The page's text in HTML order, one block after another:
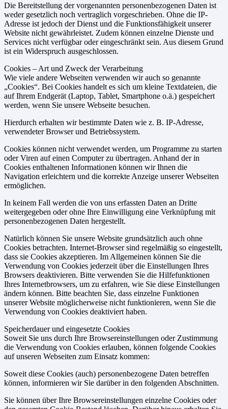
Die Bereitstellung der vorgenannten personenbezogenen Daten ist
weder gesetzlich noch vertraglich vorgeschrieben. Ohne die IP-
Adresse ist jedoch der Dienst und die Funktionsfähigkeit unserer
Website nicht gewährleistet. Zudem können einzelne Dienste und
Services nicht verfügbar oder eingeschränkt sein. Aus diesem Grund
ist ein Widerspruch ausgeschlossen.
Cookies – Art und Zweck der Verarbeitung
Wie viele andere Webseiten verwenden wir auch so genannte
„Cookies“. Bei Cookies handelt es sich um kleine Textdateien, die
auf Ihrem Endgerät (Laptop, Tablet, Smartphone o.ä.) gespeichert
werden, wenn Sie unsere Webseite besuchen.
Hierdurch erhalten wir bestimmte Daten wie z. B. IP-Adresse,
verwendeter Browser und Betriebssystem.
Cookies können nicht verwendet werden, um Programme zu starten
oder Viren auf einen Computer zu übertragen. Anhand der in
Cookies enthaltenen Informationen können wir Ihnen die
Navigation erleichtern und die korrekte Anzeige unserer Webseiten
ermöglichen.
In keinem Fall werden die von uns erfassten Daten an Dritte
weitergegeben oder ohne Ihre Einwilligung eine Verknüpfung mit
personenbezogenen Daten hergestellt.
Natürlich können Sie unsere Website grundsätzlich auch ohne
Cookies betrachten. Internet-Browser sind regelmäßig so eingestellt,
dass sie Cookies akzeptieren. Im Allgemeinen können Sie die
Verwendung von Cookies jederzeit über die Einstellungen Ihres
Browsers deaktivieren. Bitte verwenden Sie die Hilfefunktionen
Ihres Internetbrowsers, um zu erfahren, wie Sie diese Einstellungen
ändern können. Bitte beachten Sie, dass einzelne Funktionen
unserer Website möglicherweise nicht funktionieren, wenn Sie die
Verwendung von Cookies deaktiviert haben.
Speicherdauer und eingesetzte Cookies
Soweit Sie uns durch Ihre Browsereinstellungen oder Zustimmung
die Verwendung von Cookies erlauben, können folgende Cookies
auf unseren Webseiten zum Einsatz kommen:
Soweit diese Cookies (auch) personenbezogene Daten betreffen
können, informieren wir Sie darüber in den folgenden Abschnitten.
Sie können über Ihre Browsereinstellungen einzelne Cookies oder